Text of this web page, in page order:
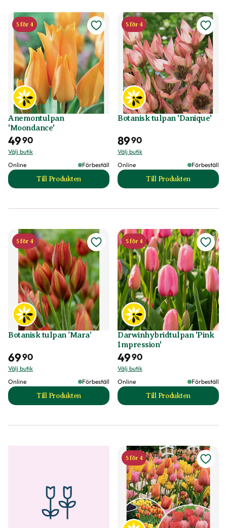
5 för 4
Anemontulpan
'Moondance'
4990
Välj butik
Online
Förbeställ
Till Produkten
till Anemontulpan 'Moondance' produktsida
5 för 4
Botanisk tulpan 'Danique'
8990
Välj butik
Online
Förbeställ
Till Produkten
till Botanisk
5 för 4
Botanisk tulpan ’Mara’
6990
Välj butik
Online
Förbeställ
Till Produkten
till Botanisk tulpan ’Mara’ produktsida
5 för 4
Darwinhybridtulpan 'Pink
Impression'
4990
Välj butik
Online
Förbeställ
Till Produkten
till
5 för 4